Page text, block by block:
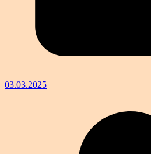
03.03.2025